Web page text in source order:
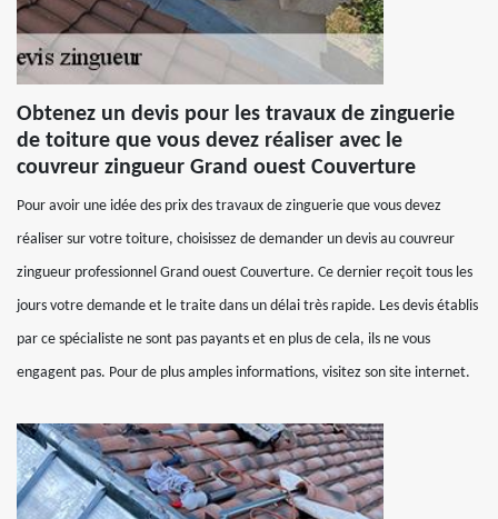
Obtenez un devis pour les travaux de zinguerie
de toiture que vous devez réaliser avec le
couvreur zingueur Grand ouest Couverture
Pour avoir une idée des prix des travaux de zinguerie que vous devez
réaliser sur votre toiture, choisissez de demander un devis au couvreur
zingueur professionnel Grand ouest Couverture. Ce dernier reçoit tous les
jours votre demande et le traite dans un délai très rapide. Les devis établis
par ce spécialiste ne sont pas payants et en plus de cela, ils ne vous
engagent pas. Pour de plus amples informations, visitez son site internet.